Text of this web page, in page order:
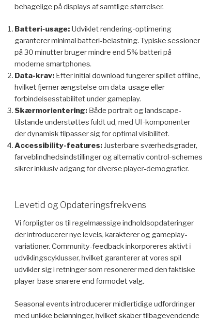
behagelige på displays af samtlige størrelser.
Batteri-usage: Udviklet rendering-optimering
garanterer minimal batteri-belastning. Typiske sessioner
på 30 minutter bruger mindre end 5% batteri på
moderne smartphones.
Data-krav: Efter initial download fungerer spillet offline,
hvilket fjerner ængstelse om data-usage eller
forbindelsesstabilitet under gameplay.
Skærmorientering: Både portrait og landscape-
tilstande understøttes fuldt ud, med UI-komponenter
der dynamisk tilpasser sig for optimal visibilitet.
Accessibility-features: Justerbare sværhedsgrader,
farveblindhedsindstillinger og alternativ control-schemes
sikrer inklusiv adgang for diverse player-demografier.
Levetid og Opdateringsfrekvens
Vi forpligter os til regelmæssige indholdsopdateringer
der introducerer nye levels, karakterer og gameplay-
variationer. Community-feedback inkorporeres aktivt i
udviklingscyklusser, hvilket garanterer at vores spil
udvikler sig i retninger som resonerer med den faktiske
player-base snarere end formodet valg.
Seasonal events introducerer midlertidige udfordringer
med unikke belønninger, hvilket skaber tilbagevendende